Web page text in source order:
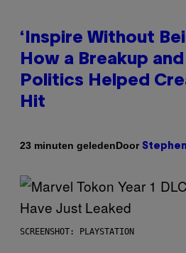
‘Inspire Without
How a Breakup
Politics Helped
Hit
23 minuten geledenDoor
SCREENSHOT: PLAYSTATION